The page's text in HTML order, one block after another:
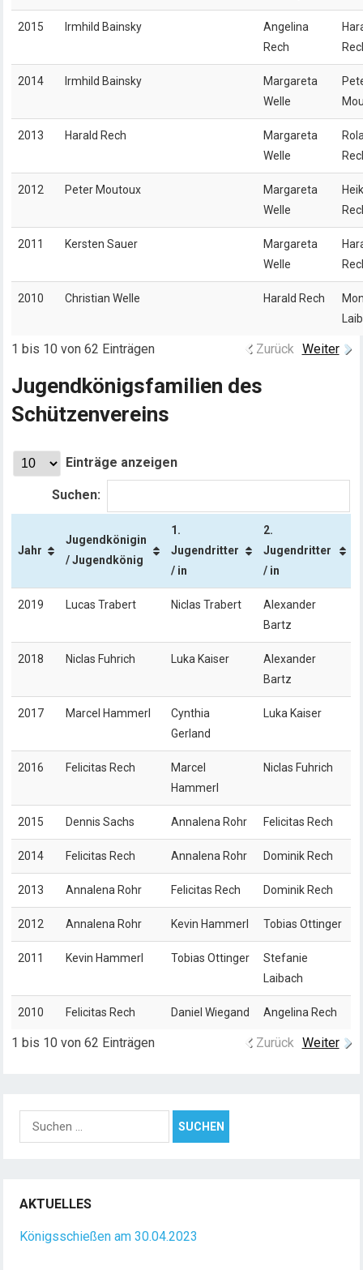
2015 Irmhild Bainsky
Angelina
Rech
2014 Irmhild Bainsky
Margareta
Welle
2013 Harald Rech
Margareta
Welle
2012 Peter Moutoux
Margareta
Welle
2011 Kersten Sauer
Margareta
Welle
2010 Christian Welle Harald Rech
1 bis 10 von 62 Einträgen Zurück Weiter
Jugendkönigsfamilien des
Schützenvereins
Einträge anzeigen
Suchen:
Jahr
Jugendkönigin
/ Jugendkönig
1.
Jugendritter
/ in
2.
Jugendritter
/ in
2019 Lucas Trabert Niclas Trabert
Alexander
Bartz
2018 Niclas Fuhrich Luka Kaiser
Alexander
Bartz
2017 Marcel Hammerl
Cynthia
Gerland
Luka Kaiser
2016 Felicitas Rech
Marcel
Hammerl
Niclas Fuhrich
2015 Dennis Sachs Annalena Rohr Felicitas Rech
2014 Felicitas Rech Annalena Rohr Dominik Rech
2013 Annalena Rohr Felicitas Rech Dominik Rech
2012 Annalena Rohr Kevin Hammerl Tobias Ottinger
2011 Kevin Hammerl Tobias Ottinger
Stefanie
Laibach
2010 Felicitas Rech Daniel Wiegand Angelina Rech
1 bis 10 von 62 Einträgen Zurück Weiter
n
a
AKTUELLES
Königsschießen am 30.04.2023